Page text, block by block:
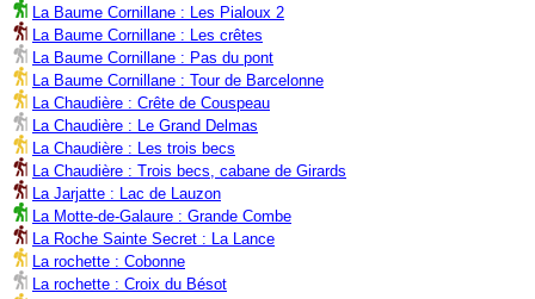
La Baume Cornillane : Les Pialoux 2
La Baume Cornillane : Les crêtes
La Baume Cornillane : Pas du pont
La Baume Cornillane : Tour de Barcelonne
La Chaudière : Crête de Couspeau
La Chaudière : Le Grand Delmas
La Chaudière : Les trois becs
La Chaudière : Trois becs, cabane de Girards
La Jarjatte : Lac de Lauzon
La Motte-de-Galaure : Grande Combe
La Roche Sainte Secret : La Lance
La rochette : Cobonne
La rochette : Croix du Bésot